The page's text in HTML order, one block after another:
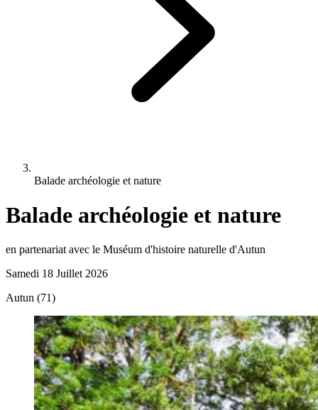
Balade archéologie et nature
Balade archéologie et nature
en partenariat avec le Muséum d'histoire naturelle d'Autun
Samedi 18 Juillet 2026
Autun (71)